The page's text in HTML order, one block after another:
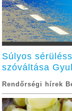
Súlyos
szóváltása
Rendőrségi hírek